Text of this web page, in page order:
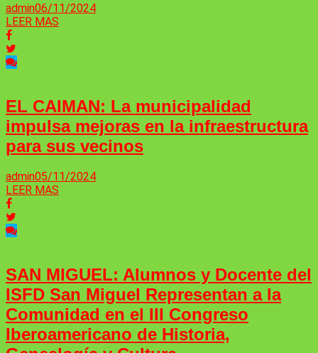
admin06/11/2024
LEER MAS
EL CAIMAN: La municipalidad
impulsa mejoras en la infraestructura
para sus vecinos
admin05/11/2024
LEER MAS
SAN MIGUEL: Alumnos y Docente del
ISFD San ​​Miguel Representan a la
Comunidad en el III Congreso
Iberoamericano de Historia,